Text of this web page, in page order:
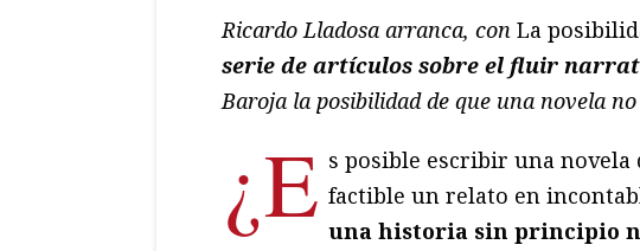
Ricardo Lladosa arranca, con La
serie de artículos sobre el fluir
Baroja la posibilidad de que una novela
¿E s posible escribir una novela
factible un relato en
una historia sin principio